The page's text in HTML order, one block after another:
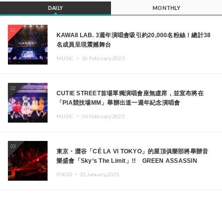
DAILY MONTHLY
01
KAWAII LAB. 3週年演唱會吸引約20,000名粉絲！總計38
名成員呈現震撼舞台
MUSIC ・ 26.February.2025
02
CUTIE STREET首場單獨演唱會座無虛席，並宣布將在
「PIA競技場MM」舉辦出道一週年紀念演唱會
MUSIC ・ 04.February.2025
03
東京・澀谷「CÉ LA VI TOKYO」的屋頂俱樂部將舉辦音
樂盛會「Sky‘s The Limit」!! GREEN ASSASSIN
FOOD ・ 21.January.2025